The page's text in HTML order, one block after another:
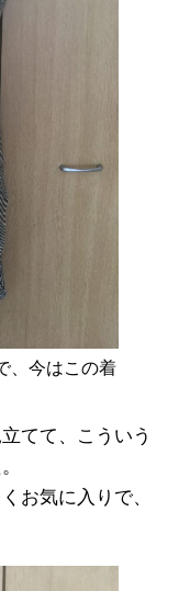
、今はこの着
てて、こういう
お気に入りで、